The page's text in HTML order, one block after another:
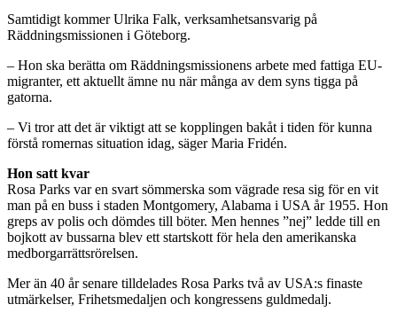
Samtidigt kommer Ulrika Falk, verksamhetsansvarig på
Räddningsmissionen i Göteborg.
– Hon ska berätta om Räddningsmissionens arbete med fattiga EU-
migranter, ett aktuellt ämne nu när många av dem syns tigga på
gatorna.
– Vi tror att det är viktigt att se kopplingen bakåt i tiden för kunna
förstå romernas situation idag, säger Maria Fridén.
Hon satt kvar
Rosa Parks var en svart sömmerska som vägrade resa sig för en vit
man på en buss i staden Montgomery, Alabama i USA år 1955. Hon
greps av polis och dömdes till böter. Men hennes ”nej” ledde till en
bojkott av bussarna blev ett startskott för hela den amerikanska
medborgarrättsrörelsen.
Mer än 40 år senare tilldelades Rosa Parks två av USA:s finaste
utmärkelser, Frihetsmedaljen och kongressens guldmedalj.